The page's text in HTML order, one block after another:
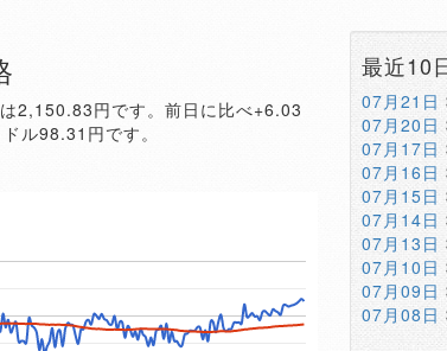
2,150.83円です。前日に比べ+6.03
ル98.31円です。
最近10
07月21日
07月20日
07月17日
07月16日
07月15日
07月14日
07月13日
07月10日
07月09日
07月08日